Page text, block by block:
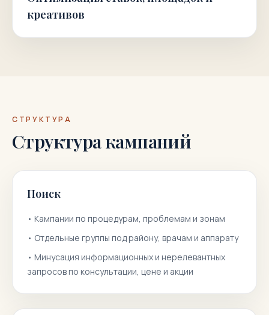
креативов
СТРУКТУРА
Структура кампаний
Поиск
• Кампании по процедурам, проблемам и зонам
• Отдельные группы под району, врачам и аппарату
• Минусация информационных и нерелевантных
запросов по консультации, цене и акции